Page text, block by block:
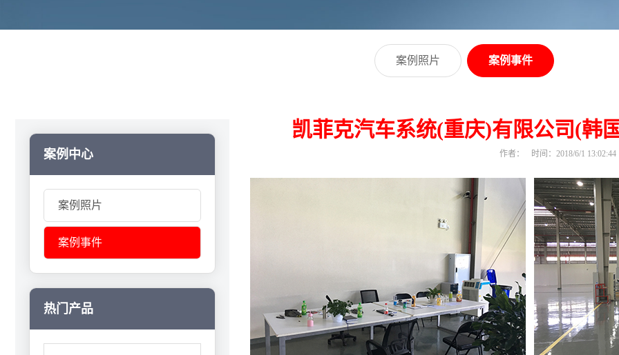
案例照片 案例事件
凯菲克汽车系统(重庆)有限公司(
作者： 时间：2018/6/1 13:02:44
案例中心
案例照片
案例事件
热门产品